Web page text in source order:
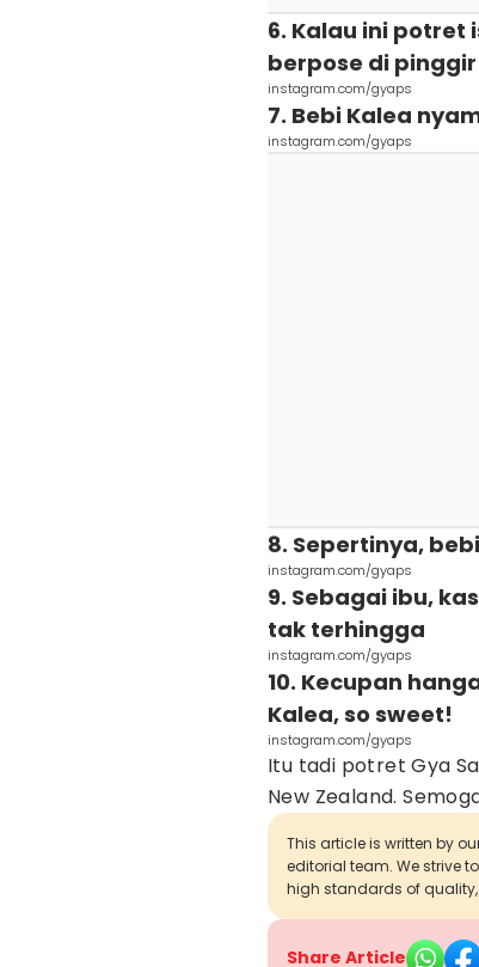
6. Kalau ini potret
berpose di
instagram.com/gyaps
7. Bebi Kalea
instagram.com/gyaps
8. Sepertinya,
instagram.com/gyaps
9. Sebagai ibu,
tak terhingga
instagram.com/gyaps
10. Kecupan
Kalea, so sweet!
instagram.com/gyaps
Itu tadi potret Gya
New Zealand.
This article is written by
editorial team. We strive
high standards of
Share Article